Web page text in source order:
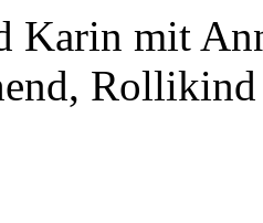
Karin mit